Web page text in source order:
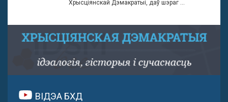
Хрысціянскай Дэмакратыі, даў шэраг ...
ВІДЭА БХД